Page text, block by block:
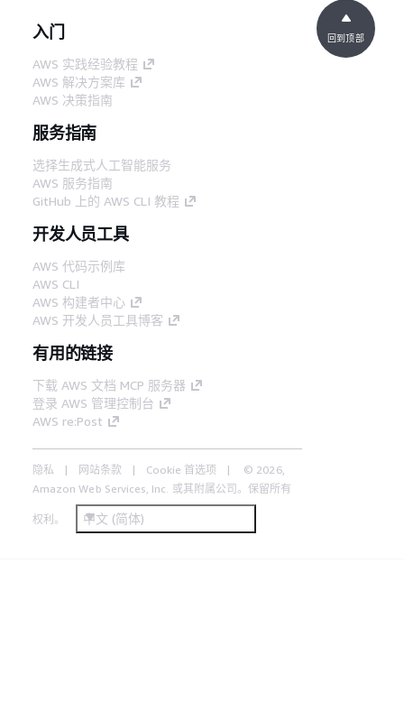
入门
AWS 实践经验教程
AWS 解决方案库
AWS 决策指南
服务指南
选择生成式人工智能服务
AWS 服务指南
GitHub 上的 AWS CLI 教程
开发人员工具
AWS 代码示例库
AWS CLI
AWS 构建者中心
AWS 开发人员工具博客
有用的链接
下载 AWS 文档 MCP 服务器
登录 AWS 管理控制台
AWS re:Post
隐私 网站条款 Cookie 首选项
© 2026,
Amazon Web Services, Inc. 或其附属公司。保留所有
权利。 中文 (简体)
回到顶部